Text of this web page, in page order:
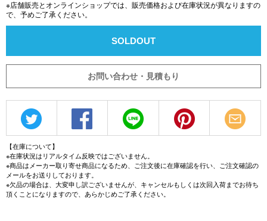
※店舗販売とオンラインショップでは、販売価格および在庫状況が異なりますの
で、予めご了承ください。
SOLDOUT
お問い合わせ・見積もり
【在庫について】
※在庫状況はリアルタイム反映ではございません。
※商品はメーカー取り寄せ商品になるため、ご注文後に在庫確認を行い、ご注文確認の
メールをお送りしております。
※欠品の場合は、大変申し訳ございませんが、キャンセルもしくは次回入荷までお待ち
頂くことになりますので、あらかじめご了承ください。